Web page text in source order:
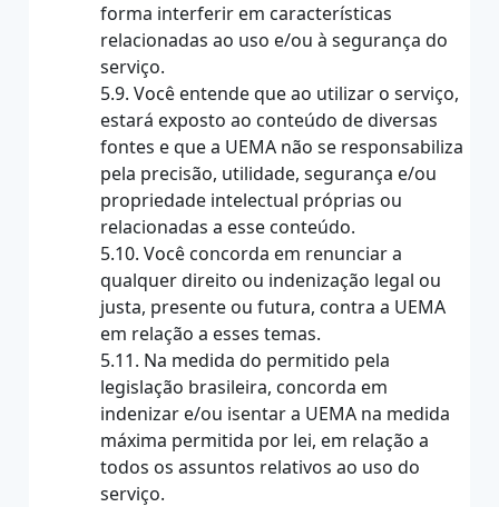
forma interferir em características
relacionadas ao uso e/ou à segurança do
serviço.
5.9. Você entende que ao utilizar o serviço,
estará exposto ao conteúdo de diversas
fontes e que a UEMA não se responsabiliza
pela precisão, utilidade, segurança e/ou
propriedade intelectual próprias ou
relacionadas a esse conteúdo.
5.10. Você concorda em renunciar a
qualquer direito ou indenização legal ou
justa, presente ou futura, contra a UEMA
em relação a esses temas.
5.11. Na medida do permitido pela
legislação brasileira, concorda em
indenizar e/ou isentar a UEMA na medida
máxima permitida por lei, em relação a
todos os assuntos relativos ao uso do
serviço.